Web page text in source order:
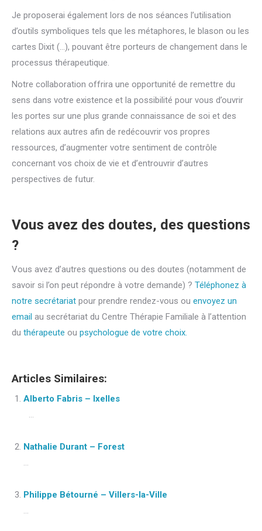
Je proposerai également lors de nos séances l’utilisation
d’outils symboliques tels que les métaphores, le blason ou les
cartes Dixit (…), pouvant être porteurs de changement dans le
processus thérapeutique.
Notre collaboration offrira une opportunité de remettre du
sens dans votre existence et la possibilité pour vous d’ouvrir
les portes sur une plus grande connaissance de soi et des
relations aux autres afin de redécouvrir vos propres
ressources, d’augmenter votre sentiment de contrôle
concernant vos choix de vie et d’entrouvrir d’autres
perspectives de futur.
Vous avez des doutes, des questions
?
Vous avez d’autres questions ou des doutes (notamment de
savoir si l’on peut répondre à votre demande) ? Téléphonez à
notre secrétariat pour prendre rendez-vous ou envoyez un
email au secrétariat du Centre Thérapie Familiale à l’attention
du thérapeute ou psychologue de votre choix.
Articles Similaires:
Alberto Fabris – Ixelles
...
Nathalie Durant – Forest
...
Philippe Bétourné – Villers-la-Ville
...